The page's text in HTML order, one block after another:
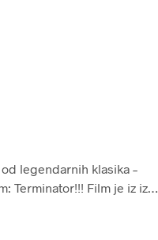
legendarnih klasika –
Terminator!!! Film je iz iz…